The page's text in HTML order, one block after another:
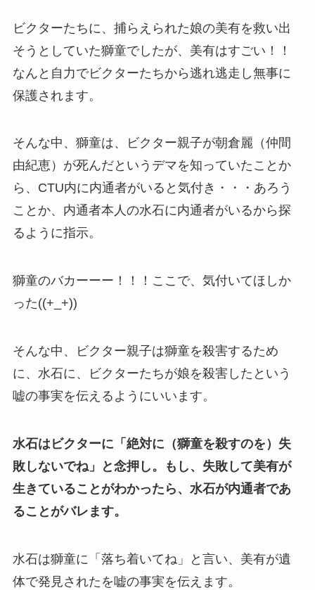
ビクターたちに、捕らえられた娘の美有を救い出
そうとしていた獅童でしたが、美有はすごい！！
なんと自力でビクターたちから逃れ逃走し無事に
保護されます。
そんな中、獅童は、ビクター親子が朝倉麗（仲間
由紀恵）が死んだというデマを知っていたことか
ら、CTU内に内通者がいると気付き・・・あろう
ことか、内通者本人の水石に内通者がいるから探
るように指示。
獅童のバカーーー！！！ここで、気付いてほしか
った((+_+))
そんな中、ビクター親子は獅童を殺害するため
に、水石に、ビクターたちが娘を殺害したという
嘘の事実を伝えるようにいいます。
水石はビクターに「絶対に（獅童を殺すのを）失
敗しないでね」と念押し。もし、失敗して美有が
生きていることがわかったら、水石が内通者であ
ることがバレます。
水石は獅童に「落ち着いてね」と言い、美有が遺
体で発見されたを嘘の事実を伝えます。